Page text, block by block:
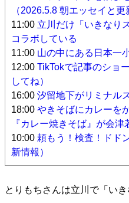
（2026.5.8 朝エッセイと更
11:00 立川だけ「いきなり
コラボしている
11:00 山の中にある日本一
12:00 TikTokで記事のショ
してね）
16:00 汐留地下がリミナル
18:00 やきそばにカレーを
『カレー焼きそば』が会津
10:00 頼もう！検査！ドド
新情報）
とりもちさんは立川で「い